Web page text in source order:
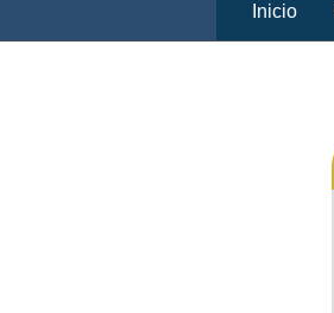
Inicio